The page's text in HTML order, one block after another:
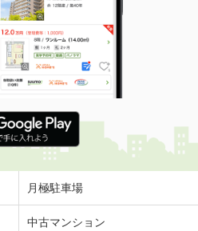
月極駐車場
中古マンション